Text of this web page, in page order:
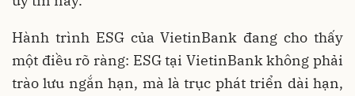
Hành trình ESG của VietinBank đang cho thấy
một điều rõ ràng: ESG tại VietinBank không phải
trào lưu ngắn hạn, mà là trục phát triển dài hạn,